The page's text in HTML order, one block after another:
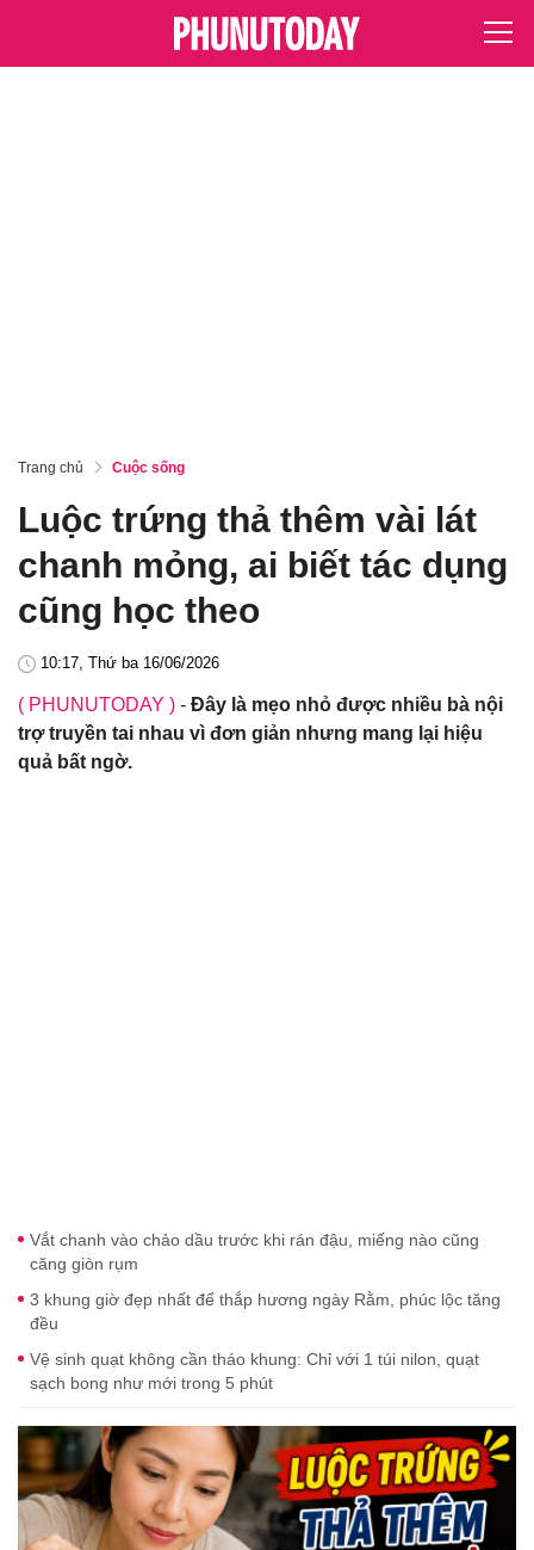
Trang chủ Cuộc sống
Luộc trứng thả thêm vài lát
chanh mỏng, ai biết tác dụng
cũng học theo
10:17, Thứ ba 16/06/2026
( PHUNUTODAY ) - Đây là mẹo nhỏ được nhiều bà nội
trợ truyền tai nhau vì đơn giản nhưng mang lại hiệu
quả bất ngờ.
Vắt chanh vào chảo dầu trước khi rán đậu, miếng nào cũng
căng giòn rụm
3 khung giờ đẹp nhất để thắp hương ngày Rằm, phúc lộc tăng
đều
Vệ sinh quạt không cần tháo khung: Chỉ với 1 túi nilon, quạt
sạch bong như mới trong 5 phút